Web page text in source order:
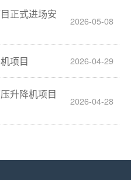
正式进场安
2026-05-08
项目 2026-04-29
升降机项目
2026-04-28